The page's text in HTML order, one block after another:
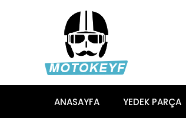
ANASAYFA YEDEK PARÇA